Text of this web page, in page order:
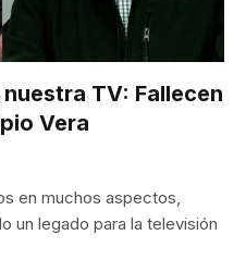
TV: Fallecen
Vera
en muchos aspectos,
un legado para la televisión